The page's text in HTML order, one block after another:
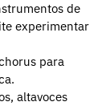
de
experimentar
para
altavoces